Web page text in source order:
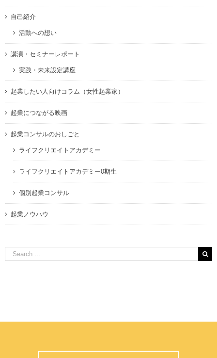
自己紹介
活動への想い
講演・セミナーレポート
実践・未来設定講座
起業したい人向けコラム（女性起業家）
起業につながる映画
起業コンサルのおしごと
ライフクリエイトアカデミー
ライフクリエイトアカデミー0期生
個別起業コンサル
起業ノウハウ
Search
for: